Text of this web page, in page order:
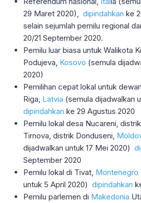
29 Maret 2020), dipindahkan ke
selain sejumlah pemilu regional
20/21 September 2020.
Pemilu luar biasa untuk Walikota
Podujeva, Kosovo (semula
2020)
Pemilihan cepat lokal untuk
Riga, Latvia (semula dijadwalkan
dipindahkan ke 29 Agustus 2020
Pemilu lokal desa Nucareni,
Tirnova, distrik Donduseni,
dijadwalkan untuk 17 Mei 2020)
September 2020
Pemilu lokal di Tivat, Montenegro
untuk 5 April 2020) dipindahkan
Pemilu parlemen di Makedonia